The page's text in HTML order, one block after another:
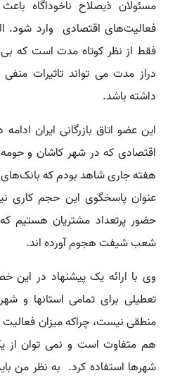
مسئولان ذیصلاح ناخوداگاه
فعالیت‌های اقتصادی وارد شود.
فقط از نظر کوتاه مدت است که
دراز مدت می تواند تاثیرات
داشته باشد.
این عضو اتاق بازرگانی ایران
اقتصادی که در شهر کاشان و
هفته جاری شاهد بودم که
عنوان پاسخگوی این حجم کاری
حضور پرتعداد مشتریان هستیم
شعب شیفت هجوم آورده اند.
وی با ارائه یک پیشنهاد در
تعطیلی برای تمامی استانها و
منطقی نیست، چراکه میزان فعالیت
هم متفاوت است و نمی توان از
شهرها استفاده کرد. به نظر من